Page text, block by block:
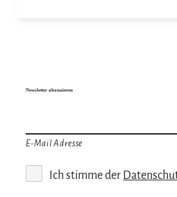
Newsletter abonnieren
E-Mail Adresse
Ich stimme der